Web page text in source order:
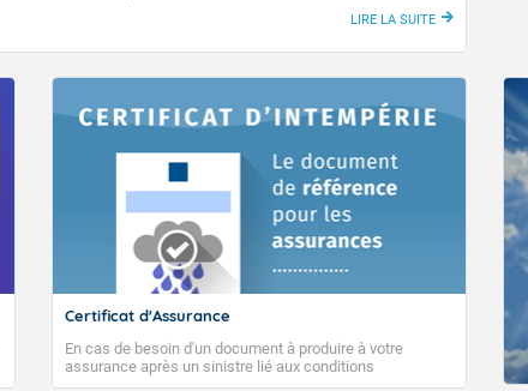
graduellement se relâcher. Avec l’arrivée d’une pulsation
en est le long de l’équateur (la "MJO"), et malgré cette période
même devenir plutôt favorables à la cyclogenèse en
bassin. Les prévisions actuelles proposent un signal cyclonique en
ces circonstances, les habitants des Mascareignes, Rodrigues
cette saison 25/26 comme totalement terminée.
créneau de genèse cyclonique possible avant que le flux de
nord à partir de la mi-mai. Ce renversement des vents à
configuration d’hiver austral pour notre bassin.
LIRE LA SUITE
Certificat d'Assurance
En cas de besoin d'un document à produire à votre
assurance après un sinistre lié aux conditions
météorologiques